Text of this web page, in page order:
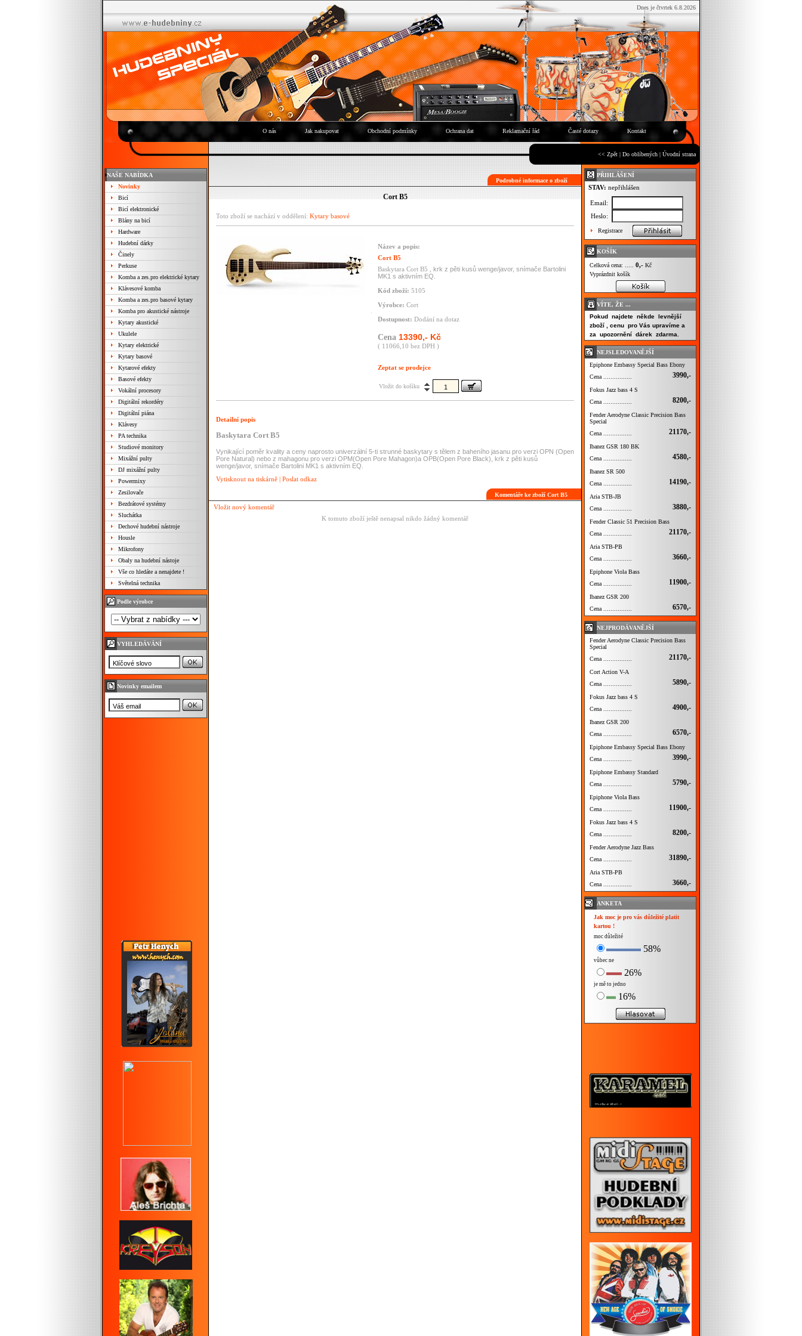
Dnes je čtvrtek 6.8.2026
O nás Jak nakupovat Obchodní podmínky Ochrana dat Reklamační řád Časté dotazy Kontakt
<< Zpět | Do oblíbených | Úvodní strana
NAŠE NABÍDKA
Novinky
Bicí
Bicí elektronické
Blány na bicí
Hardware
Hudební dárky
Činely
Perkuse
Komba a zes.pro elektrické kytary
Klávesové komba
Komba a zes.pro basové kytary
Komba pro akustické nástroje
Kytary akustické
Ukulele
Kytary elektrické
Kytary basové
Kytarové efekty
Basové efekty
Vokální procesory
Digitální rekordéry
Digitální piána
Klávesy
PA technika
Studiové monitory
Mixážní pulty
DJ mixážní pulty
Powermixy
Zesilovače
Bezdrátové systémy
Sluchátka
Dechové hudební nástroje
Housle
Mikrofony
Obaly na hudební nástoje
Vše co hledáte a nenajdete !
Světelná technika
Podle výrobce
VYHLEDÁVÁNÍ
Novinky emailem
Podrobné informace o zboží
Cort B5
Toto zboží se nachází v oddělení: Kytary basové
Název a popis:
Cort B5
Baskytara Cort B5 , krk z pěti kusů wenge/javor, snímače Bartolini
MK1 s aktivním EQ.
Kód zboží: 5105
Výrobce: Cort
Dostupnost: Dodání na dotaz
Cena 13390,- Kč
( 11066,10 bez DPH )
Zeptat se prodejce
Vložit do košíku
Detailní popis
Baskytara Cort B5
Vynikající poměr kvality a ceny naprosto univerzální 5-ti strunné baskytary s tělem z baheního jasanu pro verzi OPN (Open
Pore Natural) nebo z mahagonu pro verzi OPM(Open Pore Mahagon)a OPB(Open Pore Black), krk z pěti kusů
wenge/javor, snímače Bartolini MK1 s aktivním EQ.
Vytisknout na tiskárně | Poslat odkaz
Komentáře ke zboží Cort B5
Vložit nový komentář
K tomuto zboží ještě nenapsal nikdo žádný komentář
PŘIHLÁŠENÍ
STAV: nepřihlášen
Email:
Heslo:
Registrace
KOŠÍK
Celková cena: ..... 0,- Kč
Vyprázdnit košík
VÍTE, ŽE ...
Pokud najdete někde levnější
zboží , cenu pro Vás upravíme a
za upozornění dárek zdarma.
NEJSLEDOVANĚJŠÍ
Epiphone Embassy Special Bass Ebony
Cena ................
3990,-
Fokus Jazz bass 4 S
Cena ................
8200,-
Fender Aerodyne Classic Precision Bass
Special
Cena ................
21170,-
Ibanez GSR 180 BK
Cena ................
4580,-
Ibanez SR 500
Cena ................
14190,-
Aria STB-JB
Cena ................
3880,-
Fender Classic 51 Precision Bass
Cena ................
21170,-
Aria STB-PB
Cena ................
3660,-
Epiphone Viola Bass
Cena ................
11900,-
Ibanez GSR 200
Cena ................
6570,-
NEJPRODÁVANĚJŠÍ
Fender Aerodyne Classic Precision Bass
Special
Cena ................
21170,-
Cort Action V-A
Cena ................
5890,-
Fokus Jazz bass 4 S
Cena ................
4900,-
Ibanez GSR 200
Cena ................
6570,-
Epiphone Embassy Special Bass Ebony
Cena ................
3990,-
Epiphone Embassy Standard
Cena ................
5790,-
Epiphone Viola Bass
Cena ................
11900,-
Fokus Jazz bass 4 S
Cena ................
8200,-
Fender Aerodyne Jazz Bass
Cena ................
31890,-
Aria STB-PB
Cena ................
3660,-
ANKETA
Jak moc je pro vás důležité platit
kartou !
moc důležité
58%
vůbec ne
26%
je mě to jedno
16%